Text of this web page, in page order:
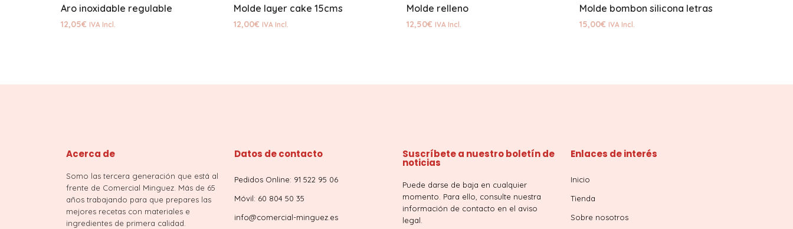
Aro inoxidable regulable
12,05€ IVA Incl.
Molde layer cake 15cms
12,00€ IVA Incl.
Molde relleno
12,50€ IVA Incl.
Molde bombon silicona letras
15,00€ IVA Incl.
Acerca de
Somo las tercera generación que está al
frente de Comercial Minguez. Más de 65
años trabajando para que prepares las
mejores recetas con materiales e
ingredientes de primera calidad.
Datos de contacto
Pedidos Online: 91 522 95 06
Móvil: 60 804 50 35
info@comercial-minguez.es
Suscríbete a nuestro boletín de
noticias
Puede darse de baja en cualquier
momento. Para ello, consulte nuestra
información de contacto en el aviso
legal.
Enlaces de interés
Inicio
Tienda
Sobre nosotros